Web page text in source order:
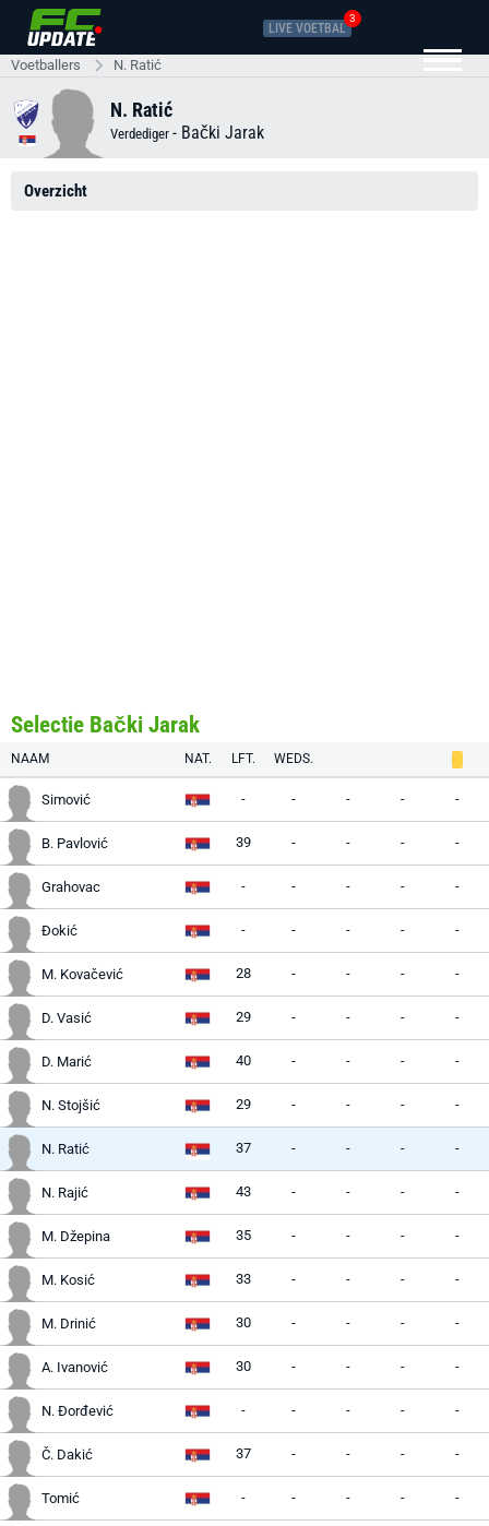
LIVE VOETBAL
3
Voetballers N. Ratić
N. Ratić
Verdediger - Bački Jarak
Overzicht
Selectie Bački Jarak
NAAM NAT. LFT. WEDS.
Simović - - - - -
B. Pavlović 39 - - - -
Grahovac - - - - -
Đokić - - - - -
M. Kovačević 28 - - - -
D. Vasić 29 - - - -
D. Marić 40 - - - -
N. Stojšić 29 - - - -
N. Ratić 37 - - - -
N. Rajić 43 - - - -
M. Džepina 35 - - - -
M. Kosić 33 - - - -
M. Drinić 30 - - - -
A. Ivanović 30 - - - -
N. Đorđević - - - - -
Č. Dakić 37 - - - -
Tomić - - - - -